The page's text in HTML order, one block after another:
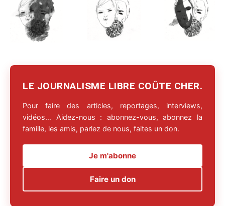
LE JOURNALISME LIBRE COÛTE CHER.
Pour faire des articles, reportages, interviews,
vidéos… Aidez-nous : abonnez-vous, abonnez la
famille, les amis, parlez de nous, faites un don.
Je m'abonne
Faire un don